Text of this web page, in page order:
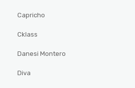
Capricho
Cklass
Danesi Montero
Diva